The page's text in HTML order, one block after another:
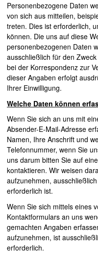
Personenbezogene Daten
von sich aus mitteilen,
treten. Dies ist erforderlich,
können. Die uns auf diese
personenbezogenen Daten
ausschließlich für den
bei der Korrespondenz zur
dieser Angaben erfolgt
Ihrer Einwilligung.
Welche Daten können
Wenn Sie sich an uns mit
Absender-E-Mail-Adresse
Namen, Ihre Anschrift und
Telefonnummer, wenn Sie
uns darum bitten Sie auf
kontaktieren. Wir weisen
aufzunehmen,
erforderlich ist.
Wenn Sie sich mittels eines
Kontaktformulars an uns
gemachten Angaben
aufzunehmen, ist
erforderlich.